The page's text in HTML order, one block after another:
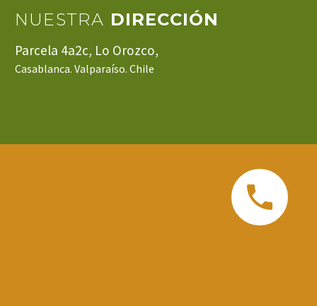
NUESTRA DIRECCIÓN
Parcela 4a2c, Lo Orozco,
Casablanca. Valparaíso. Chile

